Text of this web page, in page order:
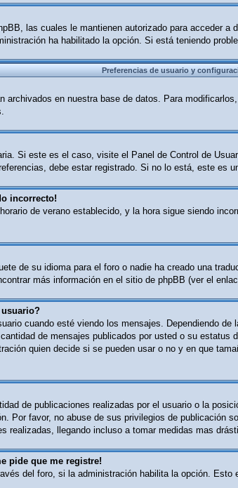
las cuales le mantienen autorizado para acceder
ha habilitado la opción. Si está teniendo
Preferencias de usuario y
en nuestra base de datos. Para
Si este es el caso, visite el Panel de Control de
debe estar registrado. Si no lo está, este es
incorrecto!
de verano establecido, y la hora sigue siendo
de su idioma para el foro o nadie ha creado una
más información en el sitio de phpBB (ver el
cuando esté viendo los mensajes. Dependiendo
de mensajes publicados por usted o su
quien decide si se pueden usar o no y en que
de publicaciones realizadas por el usuario o la
Por favor, no abuse de sus privilegios de
realizadas, llegando incluso a tomar medidas mas
pide que me registre!
del foro, si la administración habilita la opción.